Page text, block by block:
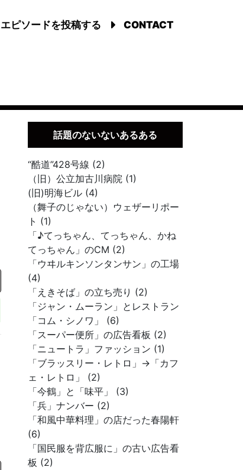
エピソードを投稿する CONTACT
話題のないないあるある
“酷道”428号線 (2)
（旧）公立加古川病院 (1)
(旧)明海ビル (4)
（舞子のじゃない）ウェザーリポー
ト (1)
「♪てっちゃん、てっちゃん、かね
てっちゃん」のCM (2)
「ウヰルキンソンタンサン」の工場
(4)
「えきそば」の立ち売り (2)
「ジャン・ムーラン」とレストラン
「コム・シノワ」 (6)
「スーパー便所」の広告看板 (2)
「ニュートラ」ファッション (1)
「ブラッスリー・レトロ」→「カフ
ェ・レトロ」 (2)
「今鶴」と「味平」 (3)
「兵」ナンバー (2)
「和風中華料理」の店だった春陽軒
(6)
「国民服を背広服に」の古い広告看
板 (2)